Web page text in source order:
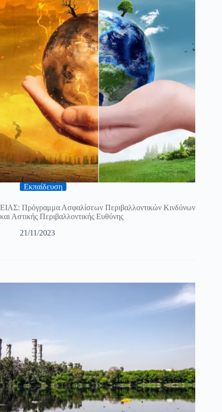
Εκπαίδευση
ΕΙΑΣ: Πρόγραμμα Ασφαλίσεων Περιβαλλοντικών Κινδύνων
και Αστικής Περιβαλλοντικής Ευθύνης
21/11/2023